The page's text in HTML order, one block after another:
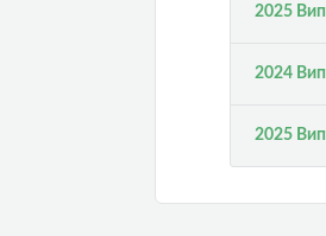
2025
2024
2025